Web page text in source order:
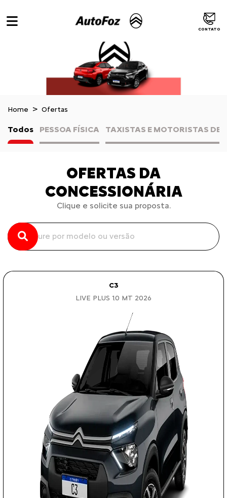
CONTATO
Home Ofertas
Todos PESSOA FÍSICA TAXISTAS E MOTORISTAS DE
OFERTAS DA
CONCESSIONÁRIA
Clique e solicite sua proposta.
C3
LIVE PLUS 1.0 MT 2026